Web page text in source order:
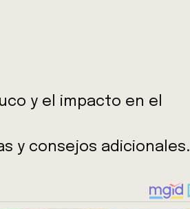
y el impacto en el
y consejos adicionales.